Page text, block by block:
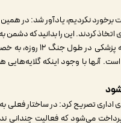
برخورد نکردیم، یادآور شد: در
اتخاذ کردند. این را بدانید که
رئیس جمهور با تقدیر
تصریح کرد: در ساختار فعلی به
می‌شود که فعالیت چندانی